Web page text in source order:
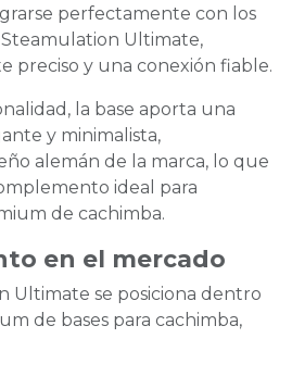
perfectamente con los
Ultimate,
preciso y una conexión fiable.
la base aporta una
y minimalista,
alemán de la marca, lo que
ideal para
de cachimba.
en el mercado
Ultimate se posiciona dentro
de bases para cachimba,